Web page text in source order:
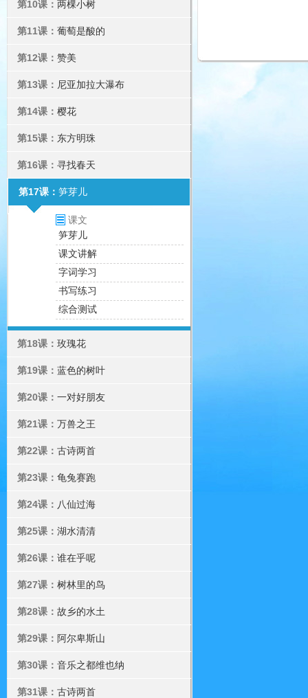
第10课： 两棵小树
第11课： 葡萄是酸的
第12课： 赞美
第13课： 尼亚加拉大瀑布
第14课： 樱花
第15课： 东方明珠
第16课： 寻找春天
第17课： 笋芽儿
课文
笋芽儿
课文讲解
字词学习
书写练习
综合测试
第18课： 玫瑰花
第19课： 蓝色的树叶
第20课： 一对好朋友
第21课： 万兽之王
第22课： 古诗两首
第23课： 龟兔赛跑
第24课： 八仙过海
第25课： 湖水清清
第26课： 谁在乎呢
第27课： 树林里的鸟
第28课： 故乡的水土
第29课： 阿尔卑斯山
第30课： 音乐之都维也纳
第31课： 古诗两首